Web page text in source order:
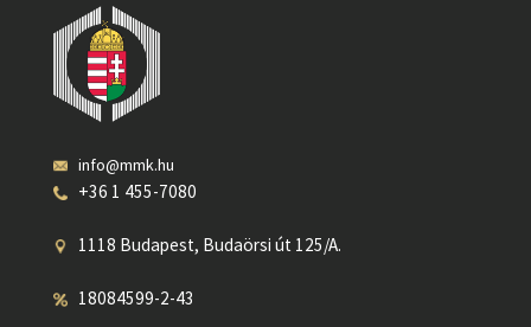
info@mmk.hu
+36 1 455-7080
1118 Budapest, Budaörsi út 125/A.
18084599-2-43